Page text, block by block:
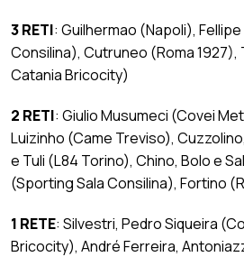
3 RETI: Guilhermao (Napoli),
Consilina), Cutruneo (Roma
Catania Bricocity)
2 RETI: Giulio Musumeci (Covei
Luizinho (Came Treviso),
e Tuli (L84 Torino), Chino, Bolo e
(Sporting Sala Consilina), Fortino
1 RETE: Silvestri, Pedro Siqueira
Bricocity), André Ferreira,